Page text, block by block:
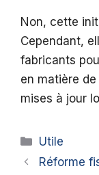
Non, cette
Cependant,
fabricants
en matière
mises à jour
Catégories
Utile
Réforme